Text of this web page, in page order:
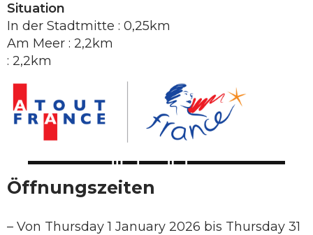
Situation
In der Stadtmitte : 0,25km
Am Meer : 2,2km
: 2,2km
Öffnungszeiten
– Von Thursday 1 January 2026 bis Thursday 31